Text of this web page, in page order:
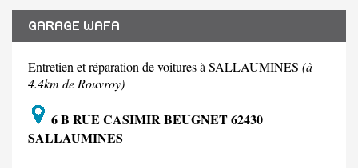
GARAGE WAFA
Entretien et réparation de voitures à SALLAUMINES (à
4.4km de Rouvroy)
6 B RUE CASIMIR BEUGNET 62430
SALLAUMINES